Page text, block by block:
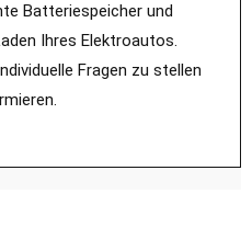
Batteriespeicher und
Ihres Elektroautos.
Fragen zu stellen